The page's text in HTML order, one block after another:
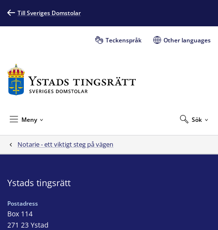
Till Sveriges Domstolar
Teckenspråk Other languages
Sök
Meny
Notarie - ett viktigt steg på vägen
Ystads tingsrätt
Postadress
Box 114
271 23 Ystad